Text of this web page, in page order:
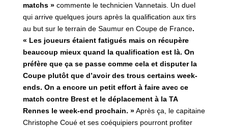
matchs »commente le technicien Vannetais. Un duel
qui arrive quelques jours après la qualification aux tirs
au but sur le terrain de Saumur en Coupe de France.
« Les joueurs étaient fatigués mais on récupère
beaucoup mieux quand la qualification est là. On
préfère que ça se passe comme cela et disputer la
Coupe plutôt que d’avoir des trous certains week-
ends. On a encore un petit effort à faire avec ce
match contre Brest et le déplacement à la TA
Rennes le week-end prochain. »Après ça, le capitaine
Christophe Coué et ses coéquipiers pourront profiter